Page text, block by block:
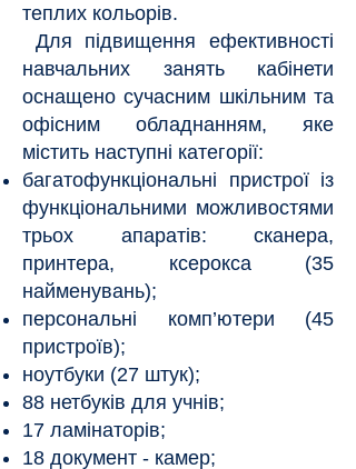
теплих кольорів.
Для підвищення ефективності
навчальних занять кабінети
оснащено сучасним шкільним та
офісним обладнанням, яке
містить наступні категорії:
багатофункціональні пристрої із
функціональними можливостями
трьох апаратів: сканера,
принтера, ксерокса (35
найменувань);
персональні комп’ютери (45
пристроїв);
ноутбуки (27 штук);
88 нетбуків для учнів;
17 ламінаторів;
18 документ - камер;